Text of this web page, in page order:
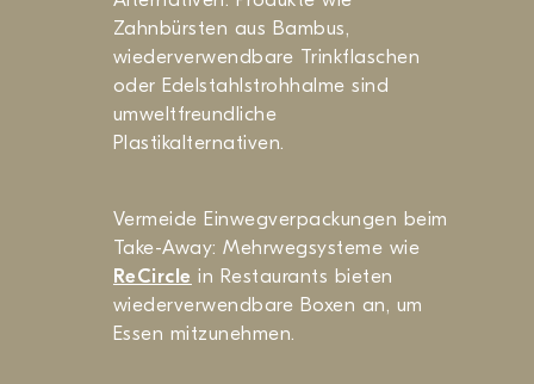
Zahnbürsten aus Bambus,
wiederverwendbare Trinkflaschen
oder Edelstahlstrohhalme sind
umweltfreundliche
Plastikalternativen.
Vermeide Einwegverpackungen beim
Take-Away: Mehrwegsysteme wie
ReCircle in Restaurants bieten
wiederverwendbare Boxen an, um
Essen mitzunehmen.